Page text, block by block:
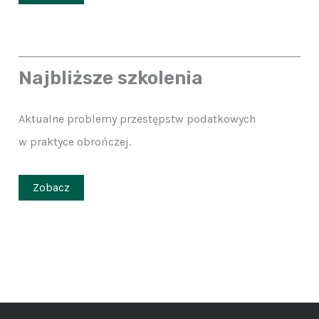
Najbliższe szkolenia
Aktualne problemy przestępstw podatkowych
w praktyce obrończej.
Zobacz